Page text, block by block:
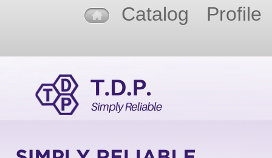
Catalog Profile